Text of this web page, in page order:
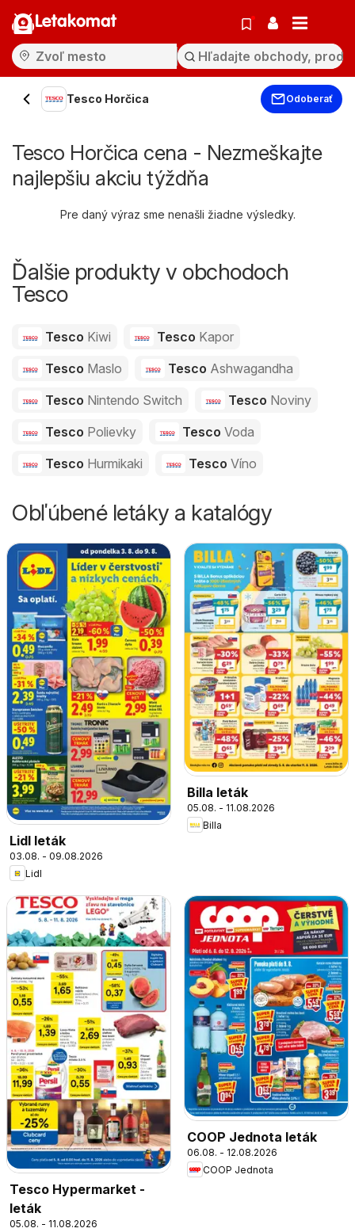
Letakomat
Tesco Horčica Odoberať
Tesco Horčica cena - Nezmeškajte
najlepšiu akciu týždňa
Pre daný výraz sme nenašli žiadne výsledky.
Ďalšie produkty v obchodoch
Tesco
Tesco Kiwi Tesco Kapor
Tesco Maslo Tesco Ashwagandha
Tesco Nintendo Switch Tesco Noviny
Tesco Polievky Tesco Voda
Tesco Hurmikaki Tesco Víno
Obľúbené letáky a katalógy
Lidl leták
03.08. - 09.08.2026
Lidl
Billa leták
05.08. - 11.08.2026
Billa
Tesco Hypermarket -
leták
05.08. - 11.08.2026
COOP Jednota leták
06.08. - 12.08.2026
COOP Jednota